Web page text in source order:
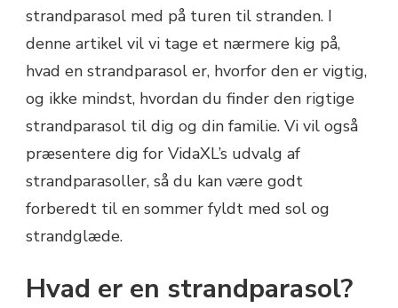
strandparasol med på turen til stranden. I
denne artikel vil vi tage et nærmere kig på,
hvad en strandparasol er, hvorfor den er vigtig,
og ikke mindst, hvordan du finder den rigtige
strandparasol til dig og din familie. Vi vil også
præsentere dig for VidaXL’s udvalg af
strandparasoller, så du kan være godt
forberedt til en sommer fyldt med sol og
strandglæde.
Hvad er en strandparasol?